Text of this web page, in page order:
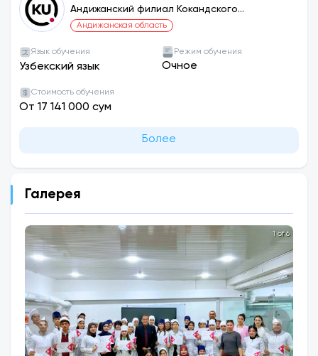
Андижанский филиал Кокандского
университета
Андижанская область
Язык обучения
Узбекский язык
Режим обучения
Очное
Стоимость обучения
От 17 141 000 сум
Более
Галерея
1 of 6